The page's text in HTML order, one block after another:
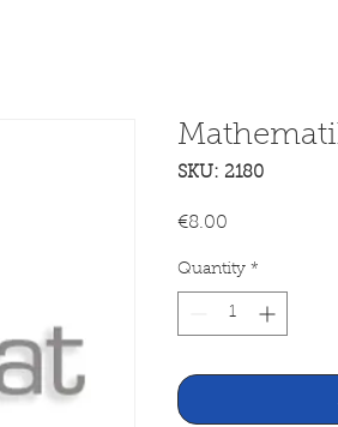
SKU: 2180
€8.00Price
Quantity *